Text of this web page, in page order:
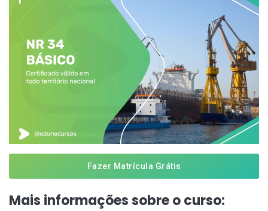
Fazer Matrícula Grátis
Mais informações sobre o curso: